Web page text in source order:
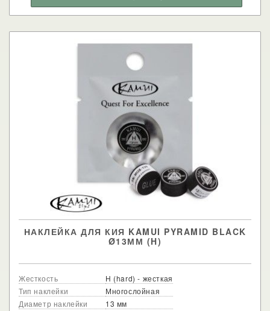
НАКЛЕЙКА ДЛЯ КИЯ KAMUI PYRAMID BLACK
Ø13ММ (H)
Жесткость
H (hard) - жесткая
Тип наклейки
Многослойная
Диаметр наклейки
13 мм